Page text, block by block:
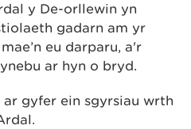
y De-orllewin yn
gadarn am yr
eu darparu, a'r
ar hyn o bryd.
gyfer ein sgyrsiau wrth